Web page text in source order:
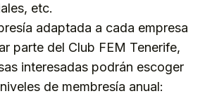
etc.
adaptada a cada empresa
parte del Club FEM Tenerife,
interesadas podrán escoger
de membresía anual: